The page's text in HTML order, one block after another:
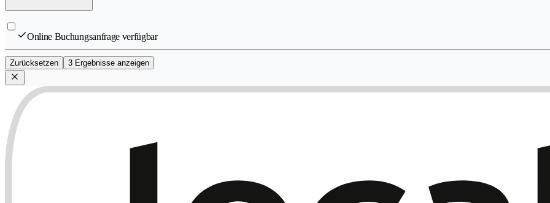
Online Buchungsanfrage verfügbar
Zurücksetzen 3 Ergebnisse anzeigen